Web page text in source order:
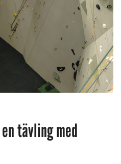
tävling med